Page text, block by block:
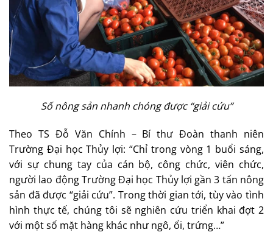
Số nông sản nhanh chóng được “giải cứu”
Theo TS Đỗ Văn Chính – Bí thư Đoàn thanh niên
Trường Đại học Thủy lợi: “Chỉ trong vòng 1 buổi sáng,
với sự chung tay của cán bộ, công chức, viên chức,
người lao động Trường Đại học Thủy lợi gần 3 tấn nông
sản đã được “giải cứu”. Trong thời gian tới, tùy vào tình
hình thực tế, chúng tôi sẽ nghiên cứu triển khai đợt 2
với một số mặt hàng khác như ngô, ổi, trứng…”